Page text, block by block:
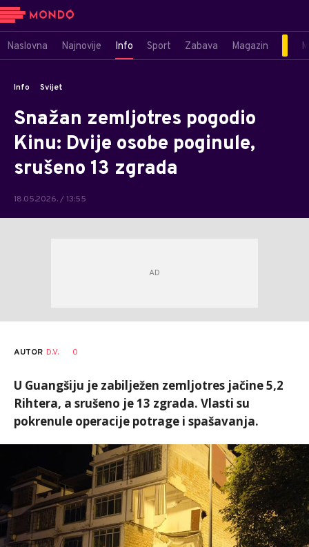
Naslovna Najnovije Info Sport Zabava Magazin
Info Svijet
Snažan zemljotres pogodio
Kinu: Dvije osobe poginule,
srušeno 13 zgrada
18.05.2026. / 13:55
AUTOR D.V. 0
U Guangšiju je zabilježen zemljotres jačine 5,2
Rihtera, a srušeno je 13 zgrada. Vlasti su
pokrenule operacije potrage i spašavanja.